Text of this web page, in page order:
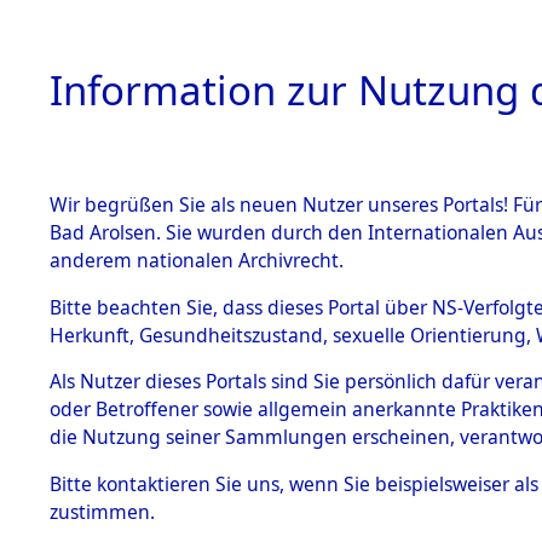
HOME
BESTÄNDE
Inhaftierungsdoku
mente
5. Verschiedenes
Todesmärsche
5.3.1 Alliierte
Hessen→
Information zur Nutzung
Wir begrüßen Sie als neuen Nutzer unseres Portals!
Bad Arolsen. Sie wurden durch den Internationalen
anderem nationalen Archivrecht.
Bitte beachten Sie, dass dieses Portal über NS-
Herkunft, Gesundheitszustand, sexuelle
Als Nutzer dieses Portals sind Sie persönlich dafür
oder Betroffener sowie allgemein anerkannte
die Nutzung seiner Sammlungen erscheinen,
Bitte kontaktieren Sie uns, wenn Sie beispielsweiser
zustimmen.